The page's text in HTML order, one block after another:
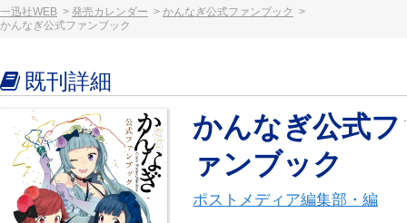
一迅社WEB 発売カレンダー
かんなぎ公式ファンブック
かんなぎ公式ファンブック
既刊詳細
かんなぎ公式フ
ァンブック
ポストメディア編集部・編